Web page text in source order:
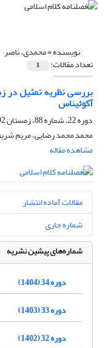
نویسنده =محمدی، ناصر
تعداد مقالات: 1
بررسی نظریه تمثیل در
آکوئیناس
دوره 22، شماره 88، زمستان 1392، صفحه
محمد محمد رضایی، مریم
مشاهده مقاله
مقالات آماده انتشار
شماره جاری
شماره‌های پیشین نشریه
دوره 34 (1404)
دوره 33 (1403)
دوره 32 (1402)